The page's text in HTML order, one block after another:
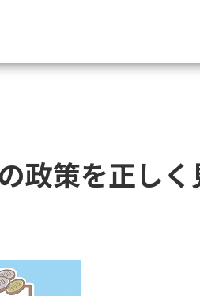
大学・短大
大学入学共通
政策を正しく